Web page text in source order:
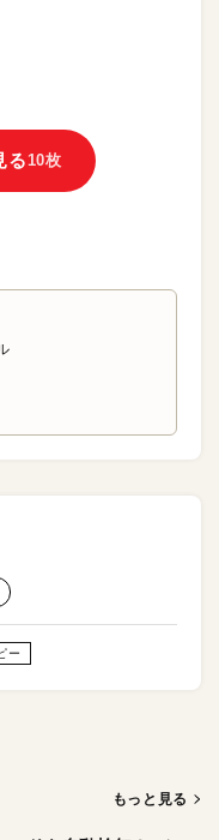
る10枚
ー
もっと見る